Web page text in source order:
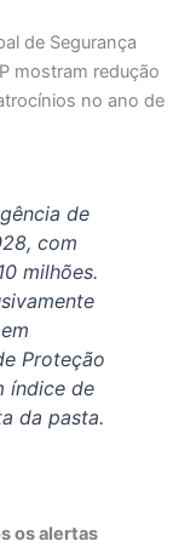
de Segurança
mostram redução
no ano de
de
com
milhões.
Proteção
índice de
da pasta.
os alertas